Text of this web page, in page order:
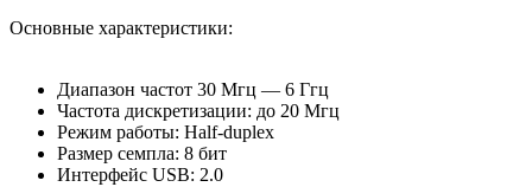
Основные характеристики:
Диапазон частот 30 Мгц — 6 Ггц
Частота дискретизации: до 20 Мгц
Режим работы: Half-duplex
Размер семпла: 8 бит
Интерфейс USB: 2.0